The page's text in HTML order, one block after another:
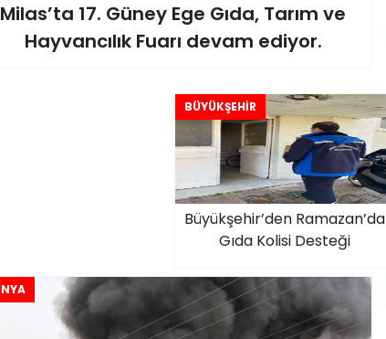
Milas’ta 17. Güney Ege Gıda, Tarım ve
Hayvancılık Fuarı devam ediyor.
BÜYÜKŞEHİR
Büyükşehir’den Ramazan’da
Gıda Kolisi Desteği